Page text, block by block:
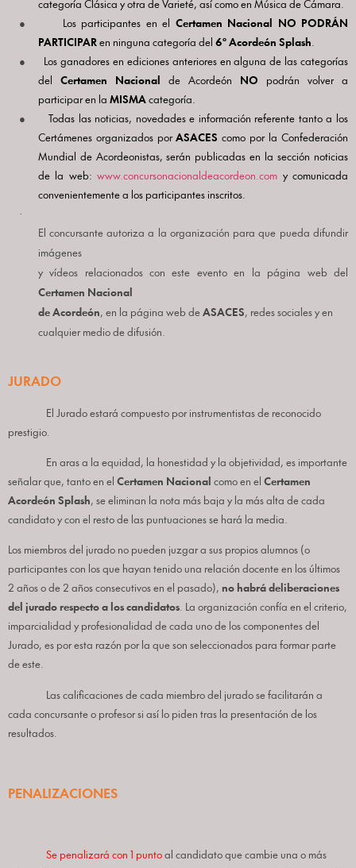
categoría Clásica y otra de Varieté, así como en Música de Cámara.
● Los participantes en el Certamen Nacional
NO PODRÁN
PARTICIPARen ninguna categoría del 6º Acordeón Splash.
●
Los ganadores en ediciones anteriores en alguna de las categorías
del Certamen Nacional de Acordeón NO podrán volver a
participar en la MISMAcategoría.
●
Todas las noticias, novedades e información referente tanto a los
Certámenes organizados porASACES como por la Confederación
Mundial de Acordeonistas, serán publicadas en la sección noticias
de la web:www.concursonacionaldeacordeon.com y comunicada
convenientemente a los participantes inscritos.
·
El concursante autoriza a la organización para que pueda difundir
imágenes
y vídeos relacionados con este evento en la página web del
Certamen Nacional
de Acordeón, en la página web de ASACES, redes sociales y en
cualquier medio de difusión.
JURADO
El Jurado estará compuesto por instrumentistas de reconocido
prestigio.
En aras a la equidad, la honestidad y la objetividad, es importante
señalar que, tanto en el Certamen Nacional como en el Certamen
Acordeón Splash, se eliminan la nota más baja y la más alta de cada
candidato y con el resto de las puntuaciones se hará la media.
Los miembros del jurado no pueden juzgar a sus propios alumnos (o
participantes con los que hayan tenido una relación docente en los últimos
2 años o de 2 años consecutivos en el pasado), no habrá deliberaciones
del jurado respecto a los candidatos. La organización confía en el criterio,
imparcialidad y profesionalidad de cada uno de los componentes del
Jurado, es por esta razón por la que son seleccionados para formar parte
de este.
Las calificaciones de cada miembro del jurado se facilitarán a
cada concursante o profesor si así lo piden tras la presentación de los
resultados.
PENALIZACIONES
Se penalizará con 1 punto al candidato que cambie una o más